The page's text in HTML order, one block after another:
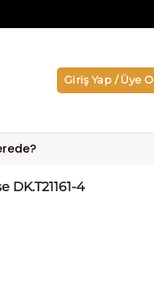
Giriş Yap / Üye Ol
4